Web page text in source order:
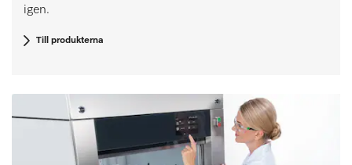
igen.
Till produkterna